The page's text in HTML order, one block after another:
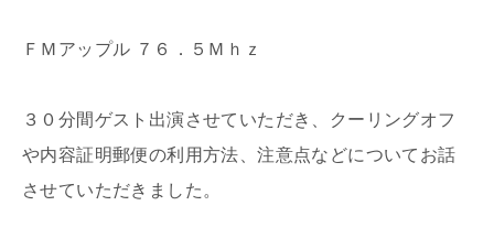
ＦＭアップル ７６．５Ｍｈｚ
３０分間ゲスト出演させていただき、クーリングオフ
や内容証明郵便の利用方法、注意点などについてお話
させていただきました。